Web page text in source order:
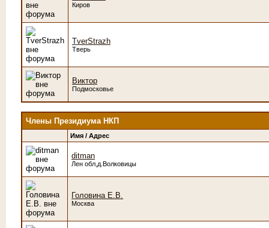
Киров
TverStrazh
Тверь
Виктор
Подмосковье
Члены Президиума НКП
Имя / Адрес
ditman
Лен обл,д.Волковицы
Головина Е.В.
Москва